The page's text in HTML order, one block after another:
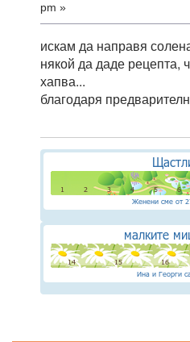
pm »
искам да направя
някой да даде рецепта,
хапва...
благодаря